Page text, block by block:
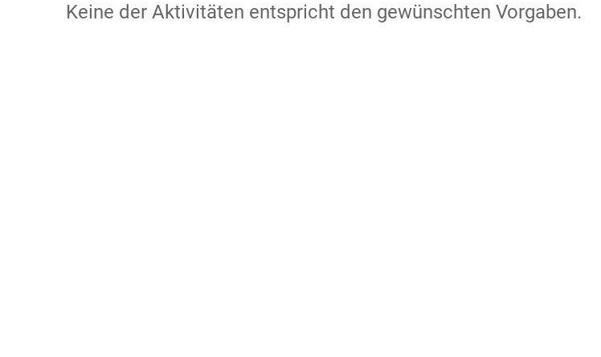
Keine der Aktivitäten entspricht den gewünschten Vorgaben.